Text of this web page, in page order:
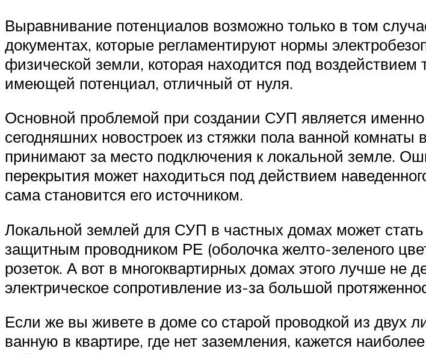
Выравнивание потенциалов возможно только в том
документах, которые регламентируют нормы
физической земли, которая находится под
имеющей потенциал, отличный от нуля.
Основной проблемой при создании СУП является
сегодняшних новостроек из стяжки пола ванной
принимают за место подключения к локальной земле.
перекрытия может находиться под действием
сама становится его источником.
Локальной землей для СУП в частных домах может
защитным проводником РЕ (оболочка желто-зеленого
розеток. А вот в многоквартирных домах этого лучше не
электрическое сопротивление из-за большой
Если же вы живете в доме со старой проводкой из двух
ванную в квартире, где нет заземления, кажется